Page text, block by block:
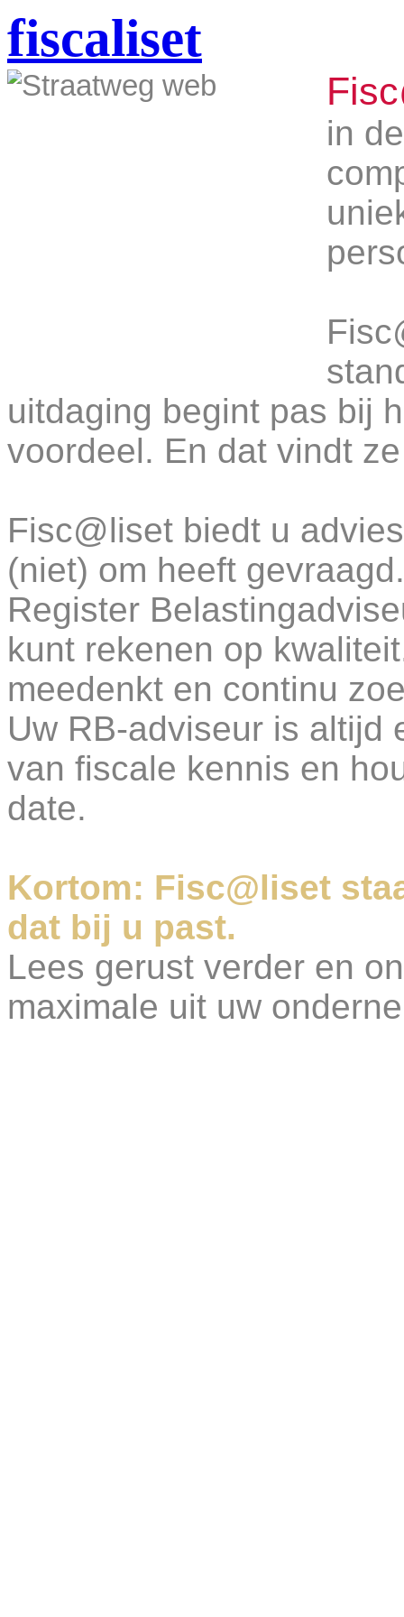
fiscaliset
in
uitdaging begint pas bij
voordeel. En dat vindt
Fisc@liset biedt u
(niet) om heeft
Register
kunt rekenen op
meedenkt en continu
Uw RB-adviseur is altijd
van fiscale kennis en
date.
Kortom: Fisc@liset
dat bij u past.
Lees gerust verder en
maximale uit uw